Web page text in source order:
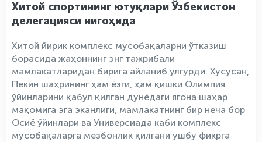
Хитой спортининг ютуқлари Ўзбекистон
делегацияси нигоҳида
Хитой йирик комплекс мусобақаларни ўтказиш
борасида жаҳоннинг энг тажрибали
мамлакатларидан бирига айланиб улгурди. Хусусан,
Пекин шаҳрининг ҳам ёзги, ҳам қишки Олимпия
ўйинларини қабул қилган дунёдаги ягона шаҳар
мақомига эга эканлиги, мамлакатнинг бир неча бор
Осиё ўйинлари ва Универсиада каби комплекс
мусобақаларга мезбонлик қилгани ушбу фикрга